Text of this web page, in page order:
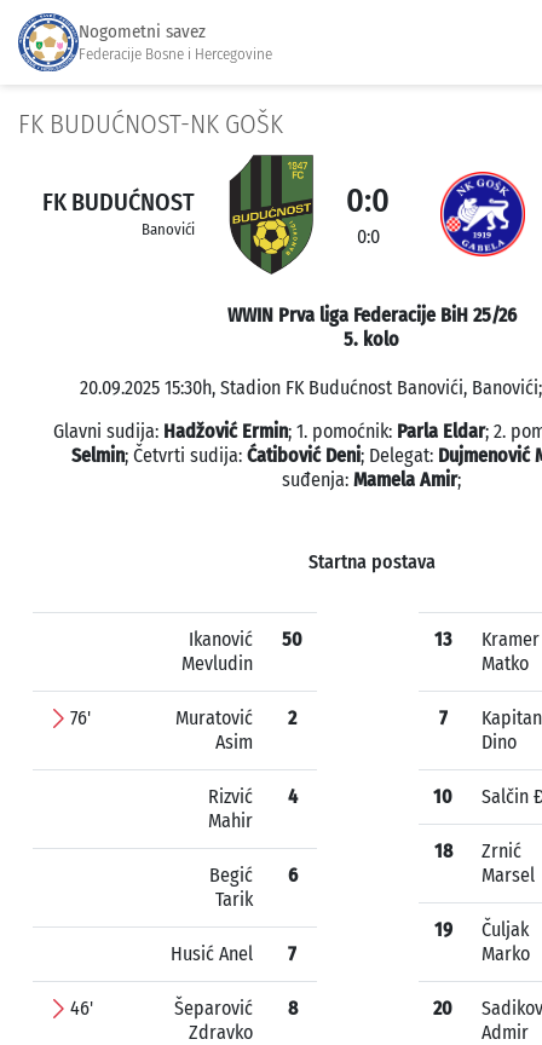
Nogometni savez
Federacije Bosne i Hercegovine
FK BUDUĆNOST-NK GOŠK
FK BUDUĆNOST
Banovići
0:0
0:0
WWIN Prva liga Federacije BiH 25/26
5. kolo
20.09.2025 15:30h, Stadion FK Budućnost Banovići,
Glavni sudija: Hadžović Ermin; 1. pomoćnik: Parla Eldar; 2.
Selmin; Četvrti sudija: Ćatibović Deni; Delegat: Dujmenović
suđenja: Mamela Amir;
Startna postava
Ikanović
Mevludin
50
76'
Muratović
Asim
2
Rizvić
Mahir
4
Begić
Tarik
6
Husić Anel 7
46'
Šeparović
Zdravko
8
13
Kramer
Matko
7
Dino
10 Salčin
18
Zrnić
Marsel
19
Čuljak
Marko
20
Admir